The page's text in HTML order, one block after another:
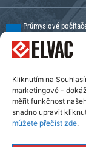
Kliknutím na
marketingové -
měřit funkčnost
snadno upravit
můžete přečíst zde.
Průmyslové
Průmyslové sítě a
Velkoobchod s
elektromateriálem